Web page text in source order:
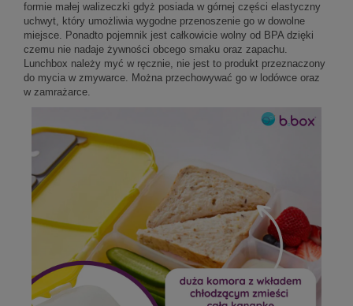
formie małej walizeczki gdyż posiada w górnej części elastyczny
uchwyt, który umożliwia wygodne przenoszenie go w dowolne
miejsce. Ponadto pojemnik jest całkowicie wolny od BPA dzięki
czemu nie nadaje żywności obcego smaku oraz zapachu.
Lunchbox należy myć w ręcznie, nie jest to produkt przeznaczony
do mycia w zmywarce. Można przechowywać go w lodówce oraz
w zamrażarce.